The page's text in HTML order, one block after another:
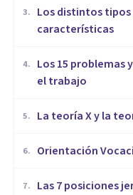
3.
​Los distintos
características
4.
​Los 15 problemas
el trabajo
5. La teoría X y la
6. Orientación
7. Las 7 posiciones